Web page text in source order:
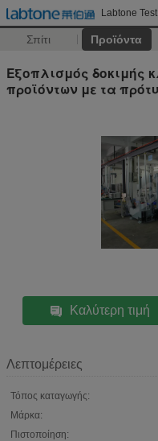
Labtone
Σπίτι Προϊόντα
Εξοπλισμός δοκιμής
προϊόντων με τα
Καλύτερη τιμή
Λεπτομέρειες
Τόπος καταγωγής:
Μάρκα:
Πιστοποίηση: